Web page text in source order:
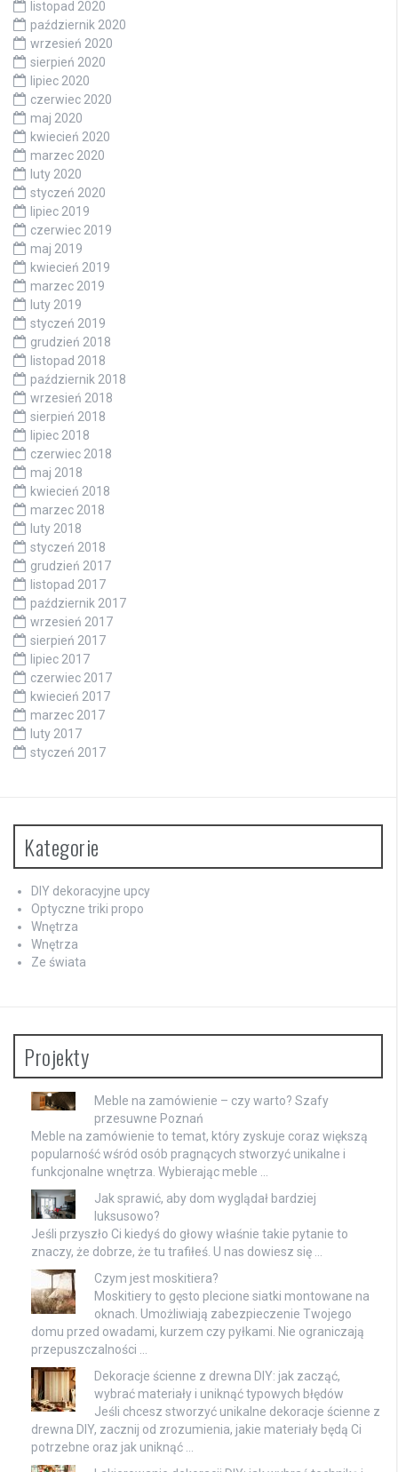
listopad 2020
październik 2020
wrzesień 2020
sierpień 2020
lipiec 2020
czerwiec 2020
maj 2020
kwiecień 2020
marzec 2020
luty 2020
styczeń 2020
lipiec 2019
czerwiec 2019
maj 2019
kwiecień 2019
marzec 2019
luty 2019
styczeń 2019
grudzień 2018
listopad 2018
październik 2018
wrzesień 2018
sierpień 2018
lipiec 2018
czerwiec 2018
maj 2018
kwiecień 2018
marzec 2018
luty 2018
styczeń 2018
grudzień 2017
listopad 2017
październik 2017
wrzesień 2017
sierpień 2017
lipiec 2017
czerwiec 2017
kwiecień 2017
marzec 2017
luty 2017
styczeń 2017
Kategorie
DIY dekoracyjne upcy
Optyczne triki propo
Wnętrza
Wnętrza
Ze świata
Projekty
Meble na zamówienie – czy warto? Szafy
przesuwne Poznań
Meble na zamówienie to temat, który zyskuje coraz większą
popularność wśród osób pragnących stworzyć unikalne i
funkcjonalne wnętrza. Wybierając meble …
Jak sprawić, aby dom wyglądał bardziej
luksusowo?
Jeśli przyszło Ci kiedyś do głowy właśnie takie pytanie to
znaczy, że dobrze, że tu trafiłeś. U nas dowiesz się …
Czym jest moskitiera?
Moskitiery to gęsto plecione siatki montowane na
oknach. Umożliwiają zabezpieczenie Twojego
domu przed owadami, kurzem czy pyłkami. Nie ograniczają
przepuszczalności …
Dekoracje ścienne z drewna DIY: jak zacząć,
wybrać materiały i uniknąć typowych błędów
Jeśli chcesz stworzyć unikalne dekoracje ścienne z
drewna DIY, zacznij od zrozumienia, jakie materiały będą Ci
potrzebne oraz jak uniknąć …